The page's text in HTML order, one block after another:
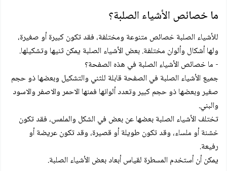
ما خصائص الأشياء الصلبة؟
للأشياء الصلبة خصائص متنوعة ومختلفة، فقد تكون كبيرة أو صغيرة،
ولها أشكال وألوان مختلفة. بعض الأشياء الصلبة يمكن ثنيها وتشكيلها.
- ما خصائص الأشياء الصلبة في هذه الصفحة؟
جميع الأشياء الصلبة في الصفحة قابلة للثني والتشكيل وبعضها ذو حجم
صغير وبعضها ذو حجم كبير وتعدد ألوانها فمنها الاحمر والاصفر والاسود
والبني.
تختلف الأشياء الصلبة بعضها عن بعض في الشكل والملمس، فقد تكون
خشنة أو ملساء، وقد تكون طويلة أو قصيرة، وقد تكون عريضة أو
رفيعة.
يمكن أن أستخدم المسطرة لقياس أبعاد بعض الأشياء الصلبة.